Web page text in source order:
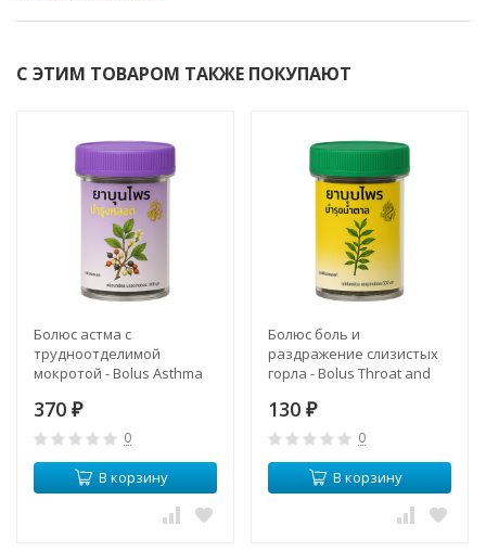
С ЭТИМ ТОВАРОМ ТАКЖЕ ПОКУПАЮТ
Болюс астма с
трудноотделимой
мокротой - Bolus Asthma
One)
370 ₽
0
В корзину
Болюс боль и
раздражение слизистых
горла - Bolus Throat and
130 ₽
0
В корзину